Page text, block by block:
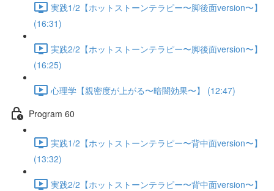
実践1/2【ホットストーンテラピー〜脚後面version〜】
(16:31)
実践2/2【ホットストーンテラピー〜脚後面version〜】
(16:25)
心理学【親密度が上がる〜暗闇効果〜】 (12:47)
Program 60
実践1/2【ホットストーンテラピー〜背中面version〜】
(13:32)
実践2/2【ホットストーンテラピー〜背中面version〜】